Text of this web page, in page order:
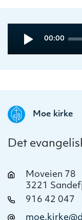
Player
Current
00:00
Moe kirke
Det
Moveien 78
3221
916 42 047